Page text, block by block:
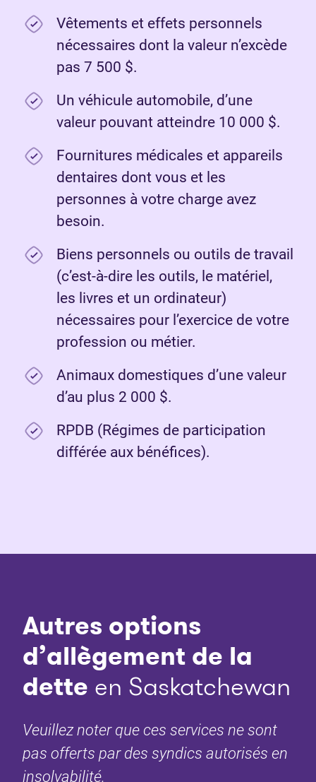
Vêtements et effets personnels
nécessaires dont la valeur n’excède
pas 7 500 $.
Un véhicule automobile, d’une
valeur pouvant atteindre 10 000 $.
Fournitures médicales et appareils
dentaires dont vous et les
personnes à votre charge avez
besoin.
Biens personnels ou outils de travail
(c’est-à-dire les outils, le matériel,
les livres et un ordinateur)
nécessaires pour l’exercice de votre
profession ou métier.
Animaux domestiques d’une valeur
d’au plus 2 000 $.
RPDB (Régimes de participation
différée aux bénéfices).
Autres options
d’allègement de la
dette en Saskatchewan
Veuillez noter que ces services ne sont
pas offerts par des syndics autorisés en
insolvabilité.